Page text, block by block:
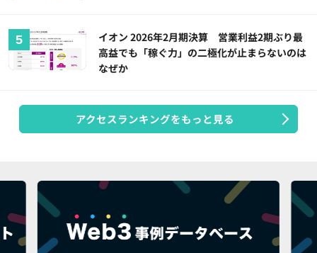
イオン 2026年2月期決算 営業利益2期ぶり最
高益でも「稼ぐ力」の二極化が止まらないのは
なぜか
アクセスランキングをもっと見る